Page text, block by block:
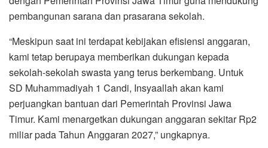
pembangunan sarana dan prasarana sekolah.
“Meskipun saat ini terdapat kebijakan efisiensi anggaran,
kami tetap berupaya memberikan dukungan kepada
sekolah-sekolah swasta yang terus berkembang. Untuk
SD Muhammadiyah 1 Candi, Insyaallah akan kami
perjuangkan bantuan dari Pemerintah Provinsi Jawa
Timur. Kami menargetkan dukungan anggaran sekitar Rp2
miliar pada Tahun Anggaran 2027,” ungkapnya.